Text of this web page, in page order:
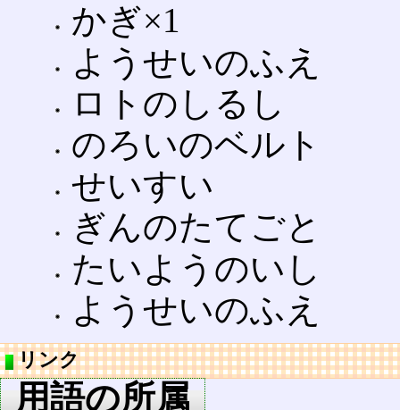
かぎ×1
ようせいのふえ
ロトのしるし
のろいのベルト
せいすい
ぎんのたてごと
たいようのいし
ようせいのふえ
リンク
用語の所属